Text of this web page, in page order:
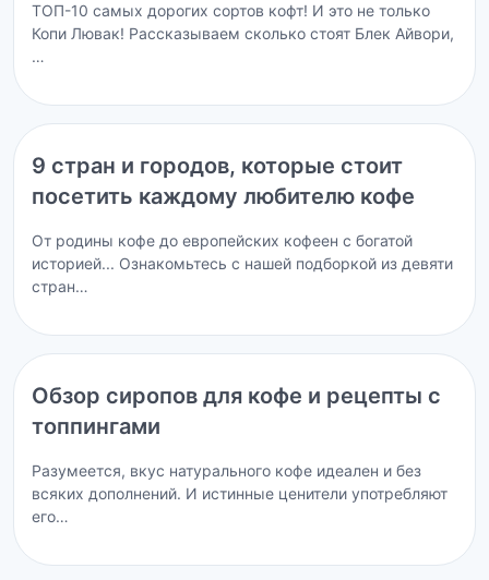
ТОП-10 самых дорогих сортов кофт! И это не только
Копи Лювак! Рассказываем сколько стоят Блек Айвори,
…
9 стран и городов, которые стоит
посетить каждому любителю кофе
От родины кофе до европейских кофеен с богатой
историей... Ознакомьтесь с нашей подборкой из девяти
стран…
Обзор сиропов для кофе и рецепты с
топпингами
Разумеется, вкус натурального кофе идеален и без
всяких дополнений. И истинные ценители употребляют
его…